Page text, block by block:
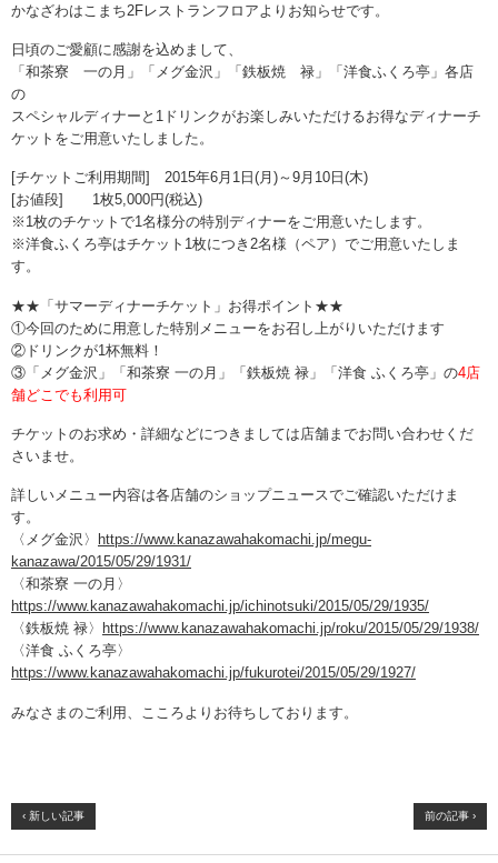
かなざわはこまち2Fレストランフロアよりお知らせです。
日頃のご愛顧に感謝を込めまして、
「和茶寮 一の月」「メグ金沢」「鉄板焼 禄」「洋食ふくろ亭」各店
の
スペシャルディナーと1ドリンクがお楽しみいただけるお得なディナーチ
ケットをご用意いたしました。
[チケットご利用期間] 2015年6月1日(月)～9月10日(木)
[お値段] 1枚5,000円(税込)
※1枚のチケットで1名様分の特別ディナーをご用意いたします。
※洋食ふくろ亭はチケット1枚につき2名様（ペア）でご用意いたしま
す。
★★「サマーディナーチケット」お得ポイント★★
①今回のために用意した特別メニューをお召し上がりいただけます
②ドリンクが1杯無料！
③「メグ金沢」「和茶寮 一の月」「鉄板焼 禄」「洋食 ふくろ亭」の4店
舗どこでも利用可
チケットのお求め・詳細などにつきましては店舗までお問い合わせくだ
さいませ。
詳しいメニュー内容は各店舗のショップニュースでご確認いただけま
す。
〈メグ金沢〉
https://www.kanazawahakomachi.jp/megu-
kanazawa/2015/05/29/1931/
〈和茶寮 一の月〉
https://www.kanazawahakomachi.jp/ichinotsuki/2015/05/29/1935/
〈鉄板焼 禄〉
https://www.kanazawahakomachi.jp/roku/2015/05/29/1938/
〈洋食 ふくろ亭〉
https://www.kanazawahakomachi.jp/fukurotei/2015/05/29/1927/
みなさまのご利用、こころよりお待ちしております。
‹ 新しい記事 前の記事 ›